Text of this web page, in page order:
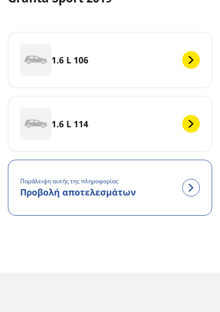
1.6 L 106
1.6 L 114
Παράλειψη αυτής της πληροφορίας
Προβολή αποτελεσμάτων